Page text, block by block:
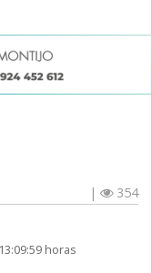
|
354
horas